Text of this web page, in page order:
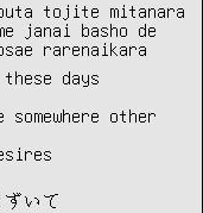
tojite mitanara
janai basho de
rarenaikara
days
other
いて